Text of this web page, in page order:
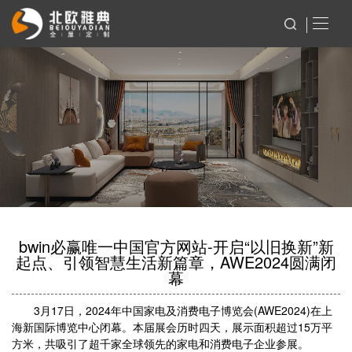
bwin必赢唯一中国官方网站-开启“以旧换新”新
起点、引领智慧生活新篇章，AWE2024圆满闭
幕
3月17日，2024年中国家电及消费电子博览会(AWE2024)在上
海新国际博览中心闭幕。本届展会历时四天，展示面积超过15万平
方米，共吸引了超千家全球领先的家电和消费电子企业参展。